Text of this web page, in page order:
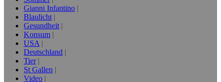
Gianni Infantino
Blaulicht
Gesundheit
Konsum
USA
Deutschland
Tier
St Gallen
Video